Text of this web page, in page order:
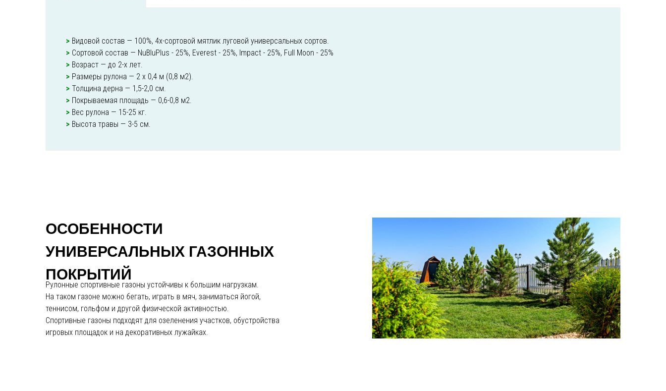
> Видовой состав — 100%, 4х-сортовой мятлик луговой универсальных сортов.
> Сортовой состав — NuBluPlus - 25%, Everest - 25%, Impact - 25%, Full Moon - 25%
> Возраст — до 2-х лет.
> Размеры рулона — 2 х 0,4 м (0,8 м2).
> Толщина дерна — 1,5-2,0 см.
> Покрываемая площадь — 0,6-0,8 м2.
> Вес рулона — 15-25 кг.
> Высота травы — 3-5 см.
ОСОБЕННОСТИ
УНИВЕРСАЛЬНЫХ ГАЗОННЫХ
ПОКРЫТИЙ
Рулонные спортивные газоны устойчивы к большим нагрузкам.
На таком газоне можно бегать, играть в мяч, заниматься йогой,
теннисом, гольфом и другой физической активностью.
Спортивные газоны подходят для озеленения участков, обустройства
игровых площадок и на декоративных лужайках.